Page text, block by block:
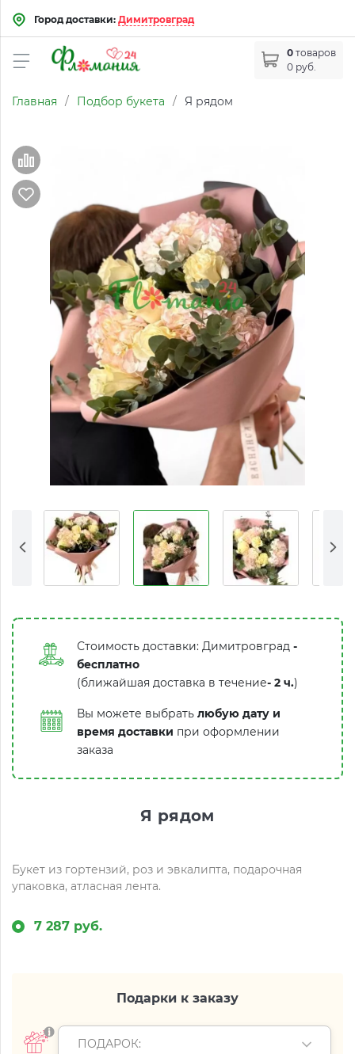
Город доставки: Димитровград
0 товаров
0 руб.
Главная / Подбор букета / Я рядом
Стоимость доставки: Димитровград -
бесплатно
(ближайшая доставка в течение- 2 ч.)
Вы можете выбрать любую дату и
время доставки при оформлении
заказа
Я рядом
Букет из гортензий, роз и эвкалипта, подарочная
упаковка, атласная лента.
7 287 руб.
Подарки к заказу
ПОДАРОК: